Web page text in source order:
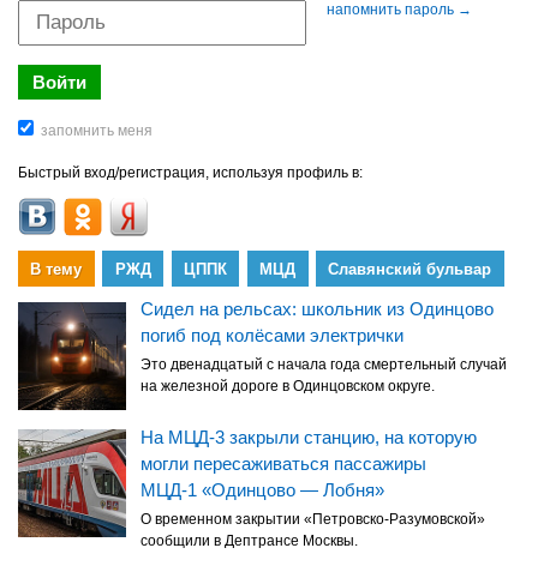
напомнить пароль →
Быстрый вход/регистрация, используя профиль в:
В тему РЖД ЦППК МЦД Славянский бульвар
Сидел на рельсах: школьник из Одинцово
погиб под колёсами электрички
Это двенадцатый с начала года смертельный случай
на железной дороге в Одинцовском округе.
На МЦД-3 закрыли станцию, на которую
могли пересаживаться пассажиры
МЦД-1 «Одинцово — Лобня»
О временном закрытии «Петровско-Разумовской»
сообщили в Дептрансе Москвы.